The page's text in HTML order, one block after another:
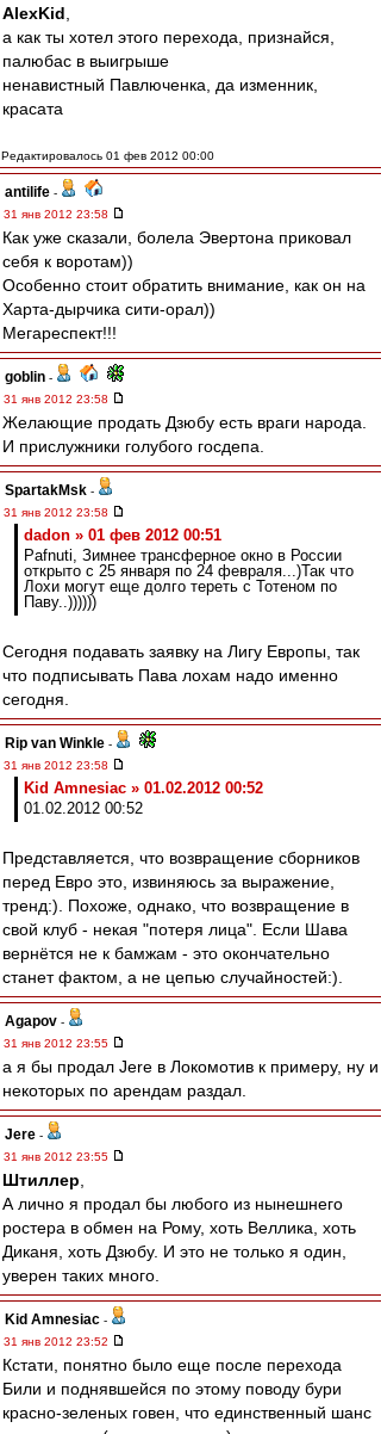
AlexKid
а как ты хотел этого перехода, признайся,
палюбас в выигрыше
ненавистный Павлюченка, да изменник,
красата
Редактировалось 01 фев 2012 00:00
antilife -
31 янв 2012 23:58
Как уже сказали, болела Эвертона приковал
себя к воротам))
Особенно стоит обратить внимание, как он на
Харта-дырчика сити-орал))
Мегареспект!!!
goblin -
31 янв 2012 23:58
Желающие продать Дзюбу есть враги народа.
И прислужники голубого госдепа.
SpartakMsk -
31 янв 2012 23:58
dadon » 01 фев 2012 00:51
Pafnuti, Зимнее трансферное окно в России
открыто с 25 января по 24 февраля...)Так что
Лохи могут еще долго тереть с Тотеном по
Паву..))))))
Сегодня подавать заявку на Лигу Европы, так
что подписывать Пава лохам надо именно
сегодня.
Rip van Winkle -
31 янв 2012 23:58
Kid Amnesiac » 01.02.2012 00:52
01.02.2012 00:52
Представляется, что возвращение сборников
перед Евро это, извиняюсь за выражение,
тренд:). Похоже, однако, что возвращение в
свой клуб - некая "потеря лица". Если Шава
вернётся не к бамжам - это окончательно
станет фактом, а не цепью случайностей:).
Agapov -
31 янв 2012 23:55
а я бы продал Jere в Локомотив к примеру, ну и
некоторых по арендам раздал.
Jere -
31 янв 2012 23:55
Штиллер
А лично я продал бы любого из нынешнего
ростера в обмен на Рому, хоть Веллика, хоть
Диканя, хоть Дзюбу. И это не только я один,
уверен таких много.
Kid Amnesiac -
31 янв 2012 23:52
Кстати, понятно было еще после перехода
Били и поднявшейся по этому поводу бури
красно-зеленых говен, что единственный шанс